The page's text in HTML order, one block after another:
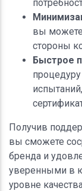
вы
стороны
Быстрое
Получив
вы сможете
бренда и
уверенными в
уровне